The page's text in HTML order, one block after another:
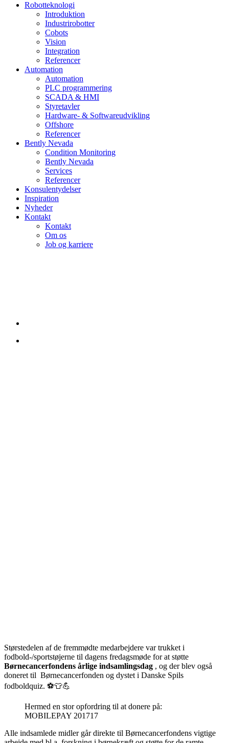
Robotteknologi
Introduktion
Industrirobotter
Cobots
Vision
Integration
Referencer
Automation
Automation
PLC programmering
SCADA & HMI
Styretavler
Hardware- & Softwareudvikling
Offshore
Referencer
Bently Nevada
Condition Monitoring
Bently Nevada
Services
Referencer
Konsulentydelser
Inspiration
Nyheder
Kontakt
Kontakt
Om os
Job og karriere
Størstedelen af de fremmødte medarbejdere var trukket i
fodbold-/sportstøjerne til dagens fredagsmøde for at støtte
Børnecancerfondens årlige indsamlingsdag , og der blev også
doneret til Børnecancerfonden og dystet i Danske Spils
fodboldquiz. ⚽👕💪
Hermed en stor opfordring til at donere på:
MOBILEPAY 201717
Alle indsamlede midler går direkte til Børnecancerfondens vigtige